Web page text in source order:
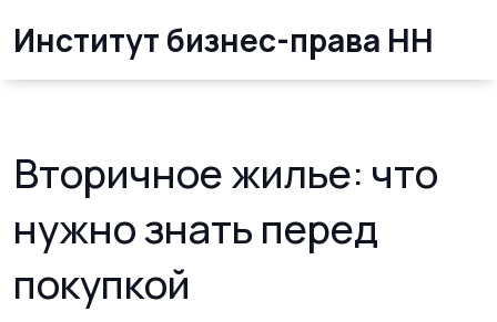
Институт бизнес-права НН
Вторичное жилье: что
нужно знать перед
покупкой